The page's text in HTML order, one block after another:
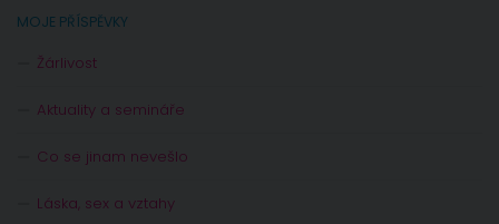
MOJE PŘÍSPĚVKY
Žárlivost
Aktuality a semináře
Co se jinam nevešlo
Láska, sex a vztahy